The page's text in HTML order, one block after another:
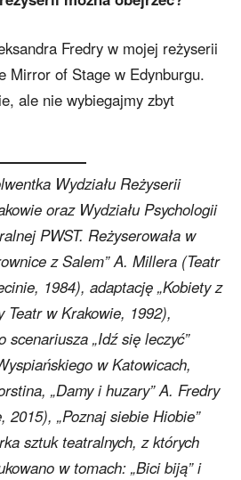
Fredry w mojej reżyserii
Mirror of Stage w Edynburgu.
ale nie wybiegajmy zbyt
Wydziału Reżyserii
oraz Wydziału Psychologii
PWST. Reżyserowała w
z Salem” A. Millera (Teatr
1984), adaptację „Kobiety z
Teatr w Krakowie, 1992),
scenariusza „Idź się leczyć”
w Katowicach,
„Damy i huzary” A. Fredry
2015), „Poznaj siebie Hiobie”
sztuk teatralnych, z których
w tomach: „Bici biją” i